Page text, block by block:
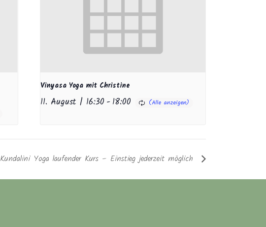
Vinyasa Yoga mit Christine
11. August | 16:30 -18:00
Kundalini Yoga laufender Kurs – Einstieg jederzeit möglich